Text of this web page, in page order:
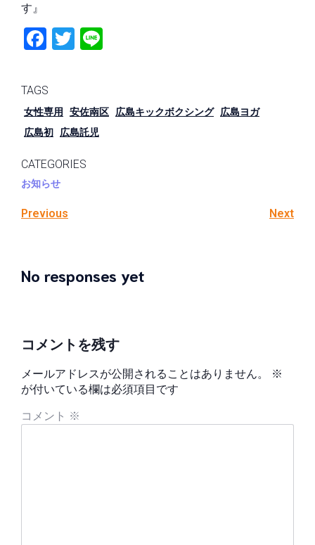
す』
Fac
ok
Twit
TAGS
女性専用 安佐南区 広島キックボクシング
広島ヨガ
広島初
広島託児
CATEGORIES
お知らせ
Previous Next
No responses yet
コメントを残す
メールアドレスが公開されることはありません。
※
が付いている欄は必須項目です
コメント ※